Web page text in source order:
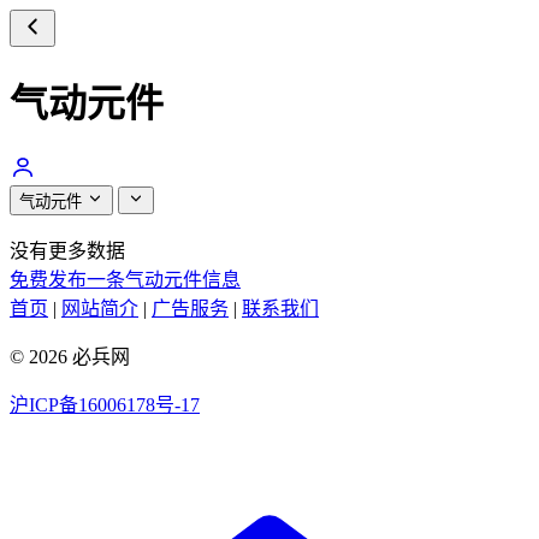
气动元件
气动元件
没有更多数据
免费发布一条气动元件信息
首页 | 网站简介 | 广告服务 | 联系我们
© 2026 必兵网
沪ICP备16006178号-17